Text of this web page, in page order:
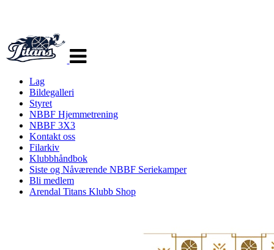
navigasjon
Lag
Bildegalleri
Styret
NBBF Hjemmetrening
NBBF 3X3
Kontakt oss
Filarkiv
Klubbhåndbok
Siste og Nåværende NBBF Seriekamper
Bli medlem
Arendal Titans Klubb Shop